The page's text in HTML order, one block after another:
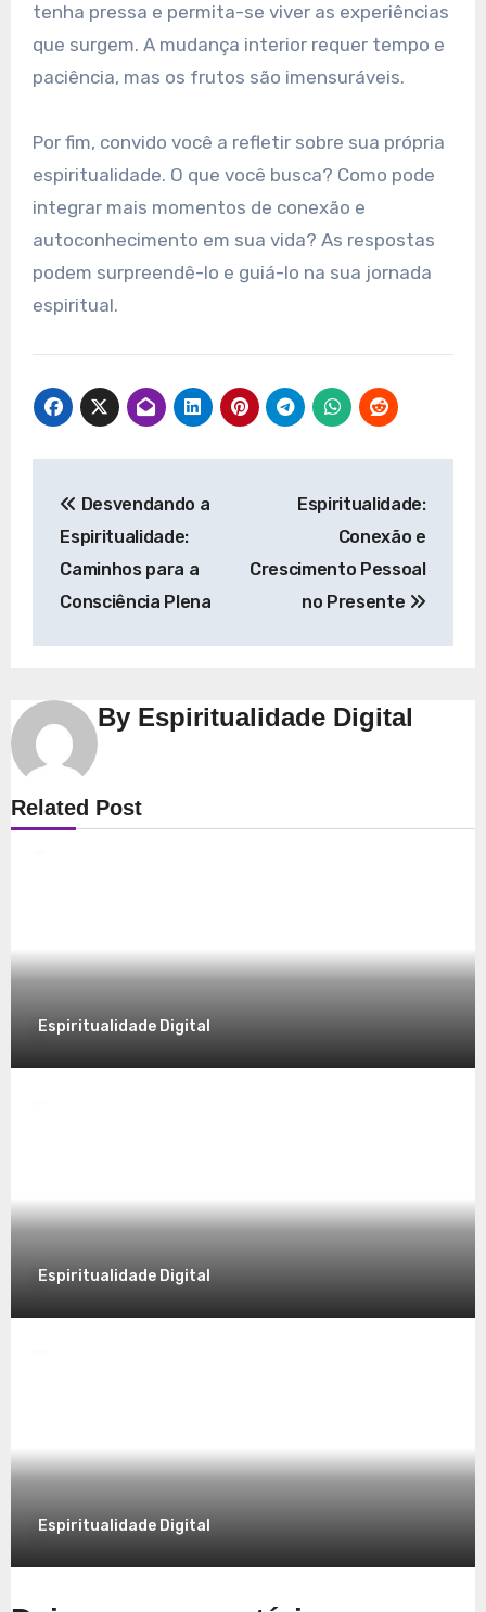
tenha pressa e permita-se viver as experiências
que surgem. A mudança interior requer tempo e
paciência, mas os frutos são imensuráveis.
Por fim, convido você a refletir sobre sua própria
espiritualidade. O que você busca? Como pode
integrar mais momentos de conexão e
autoconhecimento em sua vida? As respostas
podem surpreendê-lo e guiá-lo na sua jornada
espiritual.
de
Post
Desvendando a
Espiritualidade:
Caminhos para a
Consciência Plena
Espiritualidade:
Conexão e
Crescimento Pessoal
no Presente
By Espiritualidade Digital
Related Post
Espiritualidade
Explorando a Espiritualidade: Conexão e
Espiritualidade Digital
Espiritualidade Digital
Espiritualidade Digital